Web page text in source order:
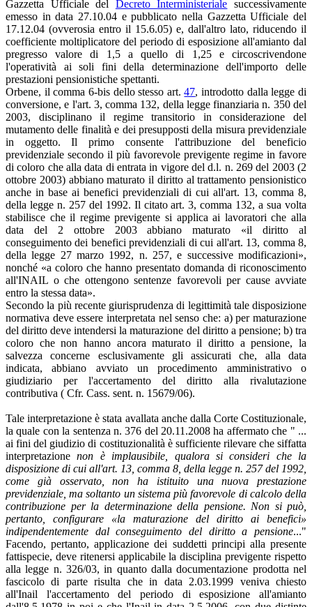
Gazzetta Ufficiale del Decreto Interministeriale successivamente
emesso in data 27.10.04 e pubblicato nella Gazzetta Ufficiale del
17.12.04 (ovverosia entro il 15.6.05) e, dall'altro lato, riducendo il
coefficiente moltiplicatore del periodo di esposizione all'amianto dal
pregresso valore di 1,5 a quello di 1,25 e circoscrivendone
l'operatività ai soli fini della determinazione dell'importo delle
prestazioni pensionistiche spettanti.
Orbene, il comma 6-bis dello stesso art.47, introdotto dalla legge di
conversione, e l'art. 3, comma 132, della legge finanziaria n. 350 del
2003, disciplinano il regime transitorio in considerazione del
mutamento delle finalità e dei presupposti della misura previdenziale
in oggetto. Il primo consente l'attribuzione del beneficio
previdenziale secondo il più favorevole previgente regime in favore
di coloro che alla data di entrata in vigore del d.l. n. 269 del 2003 (2
ottobre 2003) abbiano maturato il diritto al trattamento pensionistico
anche in base ai benefici previdenziali di cui all'art. 13, comma 8,
della legge n. 257 del 1992. Il citato art. 3, comma 132, a sua volta
stabilisce che il regime previgente si applica ai lavoratori che alla
data del 2 ottobre 2003 abbiano maturato «il diritto al
conseguimento dei benefici previdenziali di cui all'art. 13, comma 8,
della legge 27 marzo 1992, n. 257, e successive modificazioni»,
nonché «a coloro che hanno presentato domanda di riconoscimento
all'INAIL o che ottengono sentenze favorevoli per cause avviate
entro la stessa data».
Secondo la più recente giurisprudenza di legittimità tale disposizione
normativa deve essere interpretata nel senso che: a) per maturazione
del diritto deve intendersi la maturazione del diritto a pensione; b) tra
coloro che non hanno ancora maturato il diritto a pensione, la
salvezza concerne esclusivamente gli assicurati che, alla data
indicata, abbiano avviato un procedimento amministrativo o
giudiziario per l'accertamento del diritto alla rivalutazione
contributiva ( Cfr. Cass. sent. n. 15679/06).
Tale interpretazione è stata avallata anche dalla Corte Costituzionale,
la quale con la sentenza n. 376 del 20.11.2008 ha affermato che " ...
ai fini del giudizio di costituzionalità è sufficiente rilevare che siffatta
interpretazionenon è implausibile, qualora si consideri che la
disposizione di cui all'art. 13, comma 8, della legge n. 257 del 1992,
come già osservato, non ha istituito una nuova prestazione
previdenziale, ma soltanto un sistema più favorevole di calcolo della
contribuzione per la determinazione della pensione. Non si può,
pertanto, configurare «la maturazione del diritto ai benefici»
indipendentemente dal conseguimento del diritto a pensione..."
Facendo, pertanto, applicazione dei suddetti principi alla presente
fattispecie, deve ritenersi applicabile la disciplina previgente rispetto
alla legge n. 326/03, in quanto dalla documentazione prodotta nel
fascicolo di parte risulta che in data 2.03.1999 veniva chiesto
all'Inail l'accertamento del periodo di esposizione all'amianto